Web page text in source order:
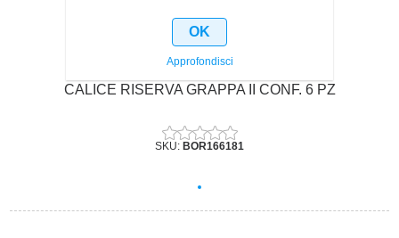
CALICE RISERVA GRAPPA II CONF. 6 PZ
SKU: BOR166181
OK
Approfondisci